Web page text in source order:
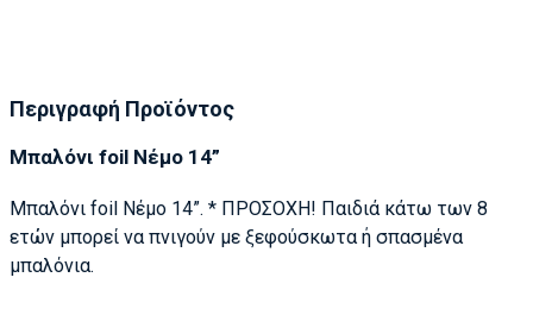
Περιγραφή Προϊόντος
Μπαλόνι foil Νέμο 14”
Μπαλόνι foil Νέμο 14”. * ΠΡΟΣΟΧΗ! Παιδιά κάτω των 8
ετών μπορεί να πνιγούν με ξεφούσκωτα ή σπασμένα
μπαλόνια.